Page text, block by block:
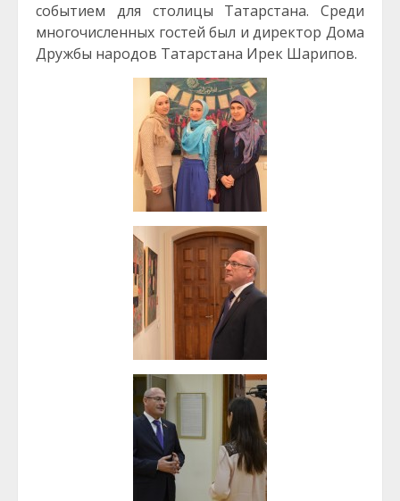
событием для столицы Татарстана. Среди
многочисленных гостей был и директор Дома
Дружбы народов Татарстана Ирек Шарипов.